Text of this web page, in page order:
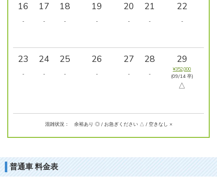
16
-
17
-
18
-
19
-
20
-
21
-
22
-
23
-
24
-
25
-
26
-
27
-
28
-
29
¥352,000
(09/14 卒)
△
混雑状況： 余裕あり ◎ / お急ぎください △ / 空きなし ×
普通車 料金表